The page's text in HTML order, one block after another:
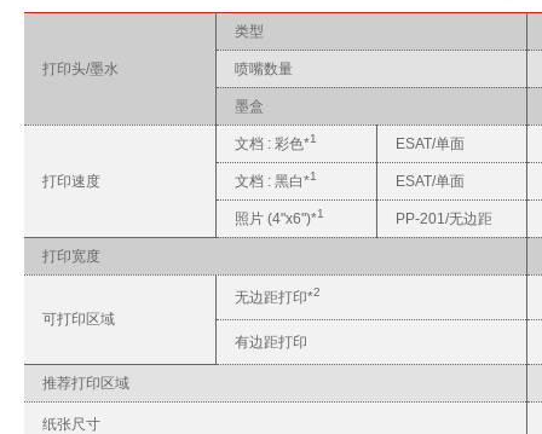
打印头/墨水
类型
喷嘴数量
墨盒
打印速度
文档 : 彩色*1 ESAT/单面
文档 : 黑白*1 ESAT/单面
照片 (4"x6")*1 PP-201/无边距
打印宽度
可打印区域
无边距打印*2
有边距打印
推荐打印区域
纸张尺寸